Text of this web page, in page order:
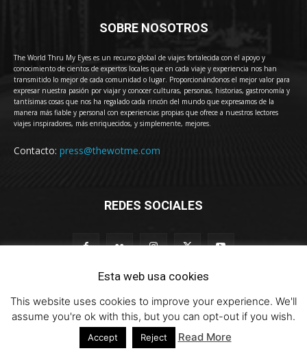
SOBRE NOSOTROS
The World Thru My Eyes es un recurso global de viajes fortalecida con el apoyo y
conocimiento de cientos de expertos locales que en cada viaje y experiencia nos han
transmitido lo mejor de cada comunidad o lugar. Proporcionándonos el mejor valor para
expresar nuestra pasión por viajar y conocer culturas, personas, historias, gastronomía y
tantísimas cosas que nos ha regalado cada rincón del mundo que expresamos de la
manera más fiable y personal con experiencias propias que ofrece a nuestros lectores
viajes inspiradores, más enriquecidos, y simplemente, mejores.
Contacto: press@thewotme.com
REDES SOCIALES
© 2011-2023 The World Thru My Eyes - Travel Magazine (Versión 4.0)
thewotme@TV Sobre Nosotros Contacto
Esta web usa cookies
This website uses cookies to improve your experience. We'll
assume you're ok with this, but you can opt-out if you wish.
Accept Reject Read More